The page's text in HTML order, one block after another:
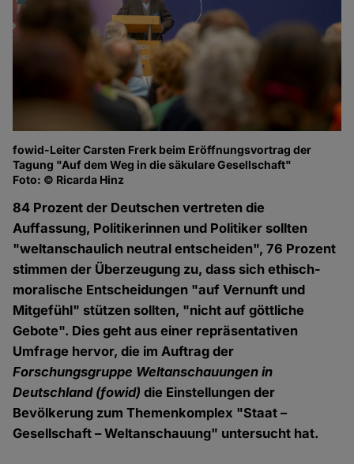
fowid-Leiter Carsten Frerk beim Eröffnungsvortrag der
Tagung "Auf dem Weg in die säkulare Gesellschaft"
Foto: © Ricarda Hinz
84 Prozent der Deutschen vertreten die
Auffassung, Politikerinnen und Politiker sollten
"weltanschaulich neutral entscheiden", 76 Prozent
stimmen der Überzeugung zu, dass sich ethisch-
moralische Entscheidungen "auf Vernunft und
Mitgefühl" stützen sollten, "nicht auf göttliche
Gebote". Dies geht aus einer repräsentativen
Umfrage hervor, die im Auftrag der
Forschungsgruppe Weltanschauungen in
Deutschland (fowid) die Einstellungen der
Bevölkerung zum Themenkomplex "Staat –
Gesellschaft – Weltanschauung" untersucht hat.